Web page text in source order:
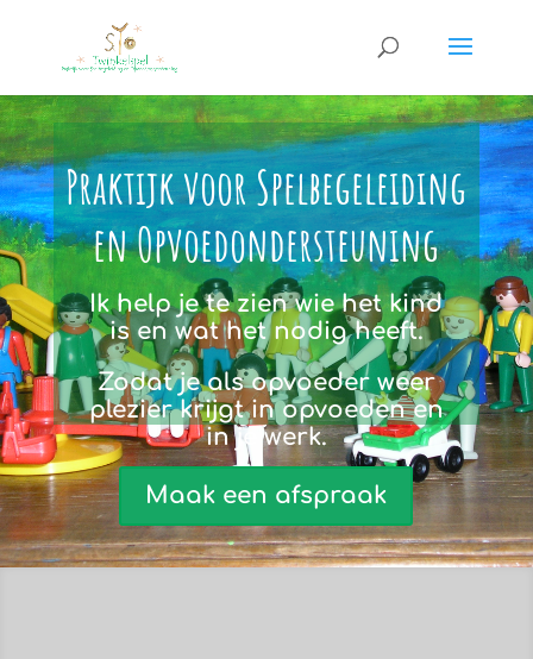
Praktijk voor Spelbegeleiding
en Opvoedondersteuning
Ik help je te zien wie het kind
is en wat het nodig heeft.
Zodat je als opvoeder weer
plezier krijgt in opvoeden en
in je werk.
Maak een afspraak